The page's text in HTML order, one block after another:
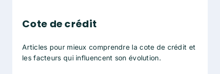
Cote de crédit
Articles pour mieux comprendre la cote de crédit et
les facteurs qui influencent son évolution.